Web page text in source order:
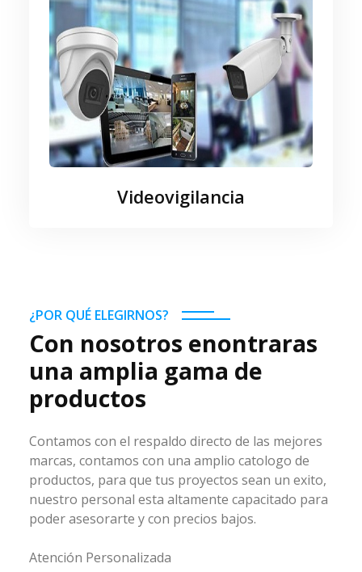
Videovigilancia
¿POR QUÉ ELEGIRNOS?
Con nosotros enontraras
una amplia gama de
productos
Contamos con el respaldo directo de las mejores
marcas, contamos con una amplio catologo de
productos, para que tus proyectos sean un exito,
nuestro personal esta altamente capacitado para
poder asesorarte y con precios bajos.
Atención Personalizada